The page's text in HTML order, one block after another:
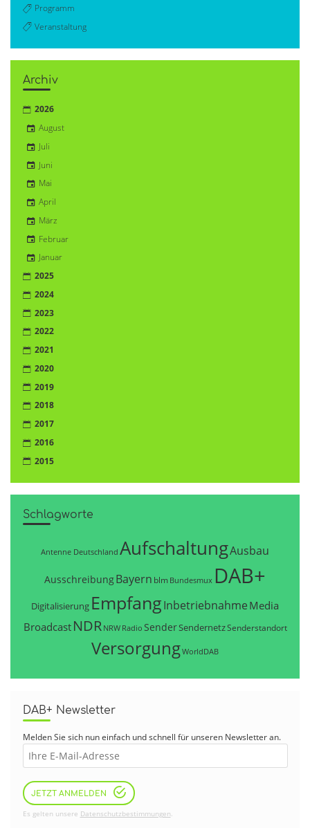
Programm
Veranstaltung
Archiv
2026
August
Juli
Juni
Mai
April
März
Februar
Januar
2025
2024
2023
2022
2021
2020
2019
2018
2017
2016
2015
Schlagworte
Antenne Deutschland AufschaltungAusbau
AusschreibungBayern blm Bundesmux DAB+
Digitalisierung EmpfangInbetriebnahme Media
Broadcast NDR NRW Radio SenderSendernetzSenderstandort
VersorgungWorldDAB
DAB+ Newsletter
Melden Sie sich nun einfach und schnell für unseren Newsletter an.
JETZT ANMELDEN
Es gelten unsere Datenschutzbestimmungen.